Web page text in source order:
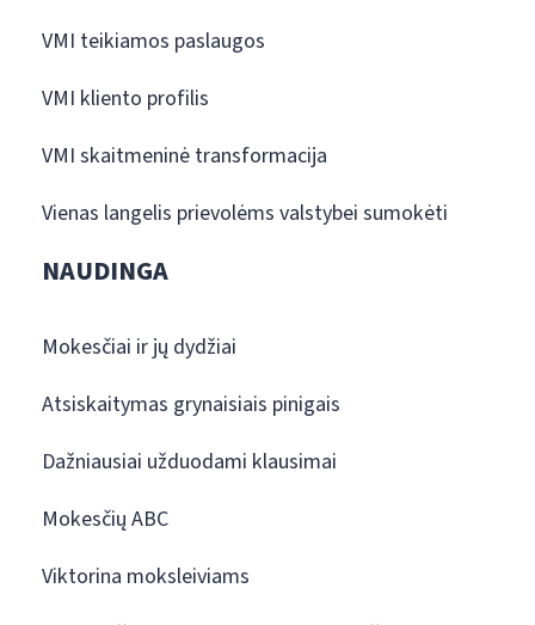
VMI teikiamos paslaugos
VMI kliento profilis
VMI skaitmeninė transformacija
Vienas langelis prievolėms valstybei sumokėti
NAUDINGA
Mokesčiai ir jų dydžiai
Atsiskaitymas grynaisiais pinigais
Dažniausiai užduodami klausimai
Mokesčių ABC
Viktorina moksleiviams